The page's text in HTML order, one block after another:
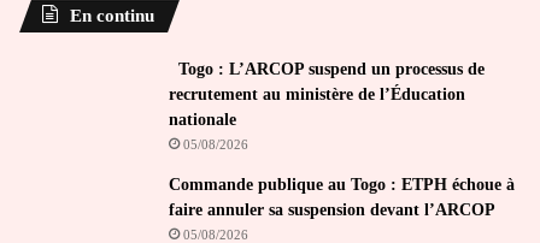
En continu
Togo : L’ARCOP suspend un processus de
recrutement au ministère de l’Éducation
nationale
05/08/2026
Commande publique au Togo : ETPH échoue à
faire annuler sa suspension devant l’ARCOP
05/08/2026